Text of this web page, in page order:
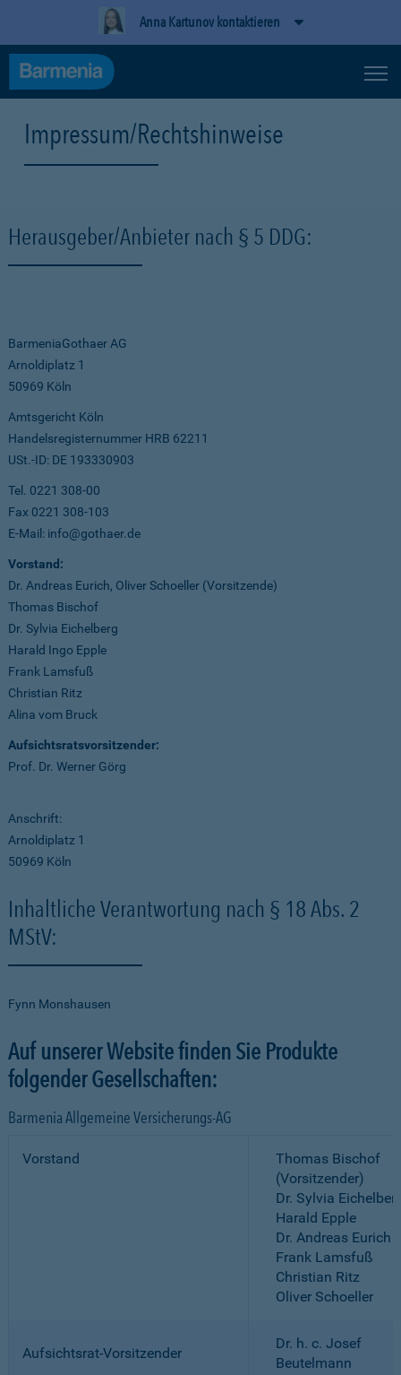
Anna Kartunov kontaktieren
Impressum/Rechtshinweise
Herausgeber/Anbieter nach § 5 DDG:
BarmeniaGothaer AG
Arnoldiplatz 1
50969 Köln
Amtsgericht Köln
Handelsregisternummer HRB 62211
USt.-ID: DE 193330903
Tel. 0221 308-00
Fax 0221 308-103
E-Mail: info@gothaer.de
Vorstand:
Dr. Andreas Eurich, Oliver Schoeller (Vorsitzende)
Thomas Bischof
Dr. Sylvia Eichelberg
Harald Ingo Epple
Frank Lamsfuß
Christian Ritz
Alina vom Bruck
Aufsichtsratsvorsitzender:
Prof. Dr. Werner Görg
Anschrift:
Arnoldiplatz 1
50969 Köln
Inhaltliche Verantwortung nach § 18 Abs. 2
MStV:
Fynn Monshausen
Auf unserer Website finden Sie Produkte
folgender Gesellschaften:
Barmenia Allgemeine Versicherungs-AG
Vorstand
Thomas Bischof
(Vorsitzender)
Dr. Sylvia
Harald Epple
Dr. Andreas Eurich
Frank Lamsfuß
Christian Ritz
Oliver Schoeller
Aufsichtsrat-Vorsitzender
Dr. h. c. Josef
Beutelmann